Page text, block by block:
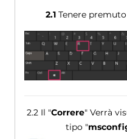
2.1Tenere
2.2 Il "Correre" Verrà
tipo "